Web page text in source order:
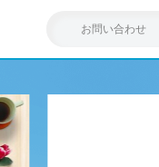
お問い合わせ